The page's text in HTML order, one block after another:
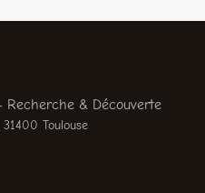
Recherche & Découverte
Toulouse